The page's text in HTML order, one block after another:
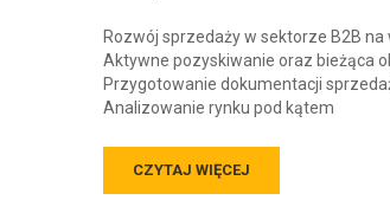
Rozwój sprzedaży w sektorze B2B
Aktywne pozyskiwanie oraz bieżąca
Przygotowanie dokumentacji
Analizowanie rynku pod kątem
CZYTAJ WIĘCEJ